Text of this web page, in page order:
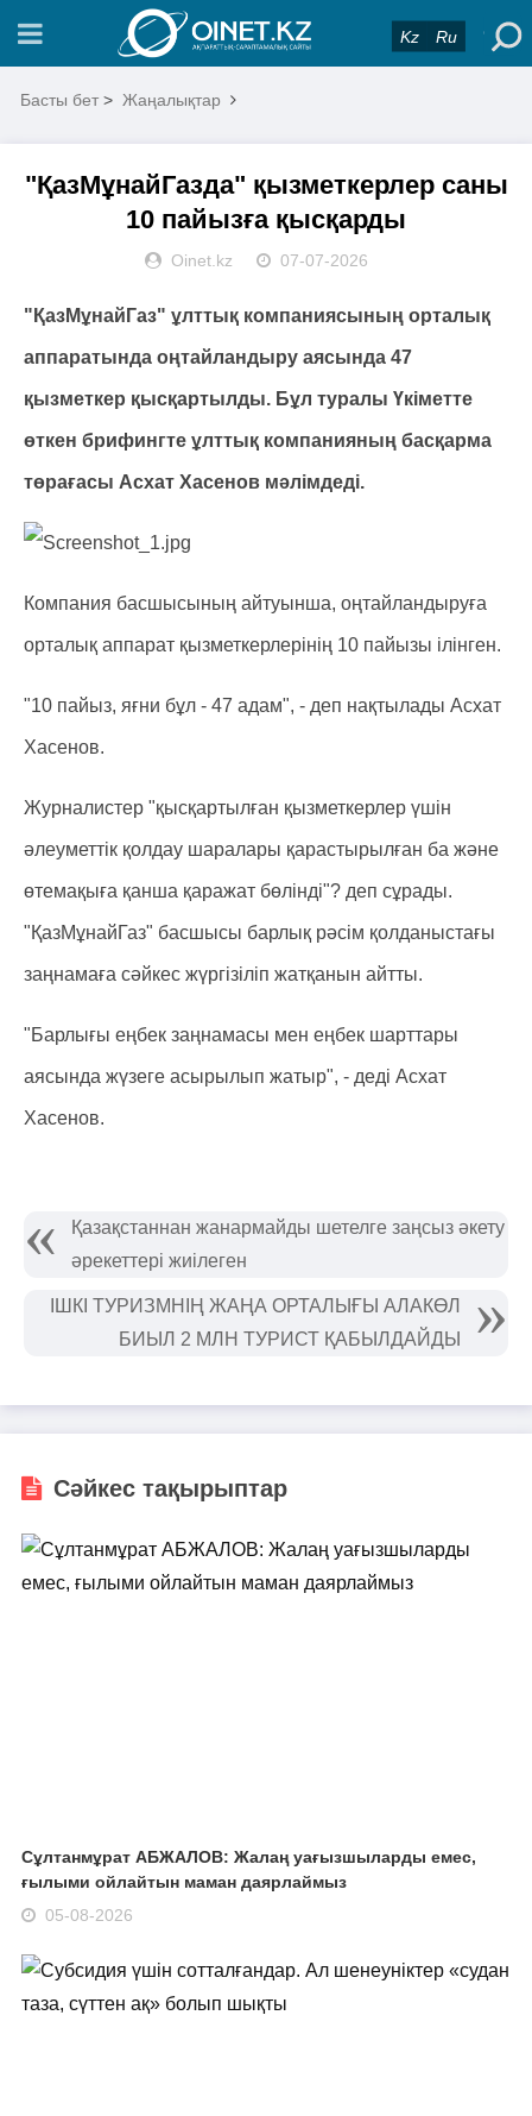
Kz Ru
Басты бет > Жаңалықтар
"ҚазМұнайГазда" қызметкерлер саны
10 пайызға қысқарды
Oinet.kz 07-07-2026
"ҚазМұнайГаз" ұлттық компаниясының орталық
аппаратында оңтайландыру аясында 47
қызметкер қысқартылды. Бұл туралы Үкіметте
өткен брифингте ұлттық компанияның басқарма
төрағасы Асхат Хасенов мәлімдеді.
Компания басшысының айтуынша, оңтайландыруға
орталық аппарат қызметкерлерінің 10 пайызы ілінген.
"10 пайыз, яғни бұл - 47 адам", - деп нақтылады Асхат
Хасенов.
Журналистер "қысқартылған қызметкерлер үшін
әлеуметтік қолдау шаралары қарастырылған ба және
өтемақыға қанша қаражат бөлінді"? деп сұрады.
"ҚазМұнайГаз" басшысы барлық рәсім қолданыстағы
заңнамаға сәйкес жүргізіліп жатқанын айтты.
"Барлығы еңбек заңнамасы мен еңбек шарттары
аясында жүзеге асырылып жатыр", - деді Асхат
Хасенов.
Қазақстаннан жанармайды шетелге заңсыз әкету
әрекеттері жиілеген
ІШКІ ТУРИЗМНІҢ ЖАҢА ОРТАЛЫҒЫ АЛАКӨЛ
БИЫЛ 2 МЛН ТУРИСТ ҚАБЫЛДАЙДЫ
Сәйкес тақырыптар
Сұлтанмұрат АБЖАЛОВ: Жалаң уағызшыларды емес,
ғылыми ойлайтын маман даярлаймыз
05-08-2026